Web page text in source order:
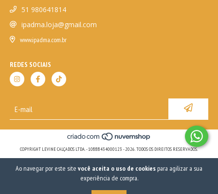
Ao navegar por este site você aceita o uso de cookies para agilizar a sua
experiência de compra.
51 980641814
ipadma.loja@gmail.com
www.ipadma.com.br
REDES SOCIAIS
COPYRIGHT LEVINE CALÇADOS LTDA. - 10888434000123 - 2026. TODOS OS DIREITOS RESERVADOS.